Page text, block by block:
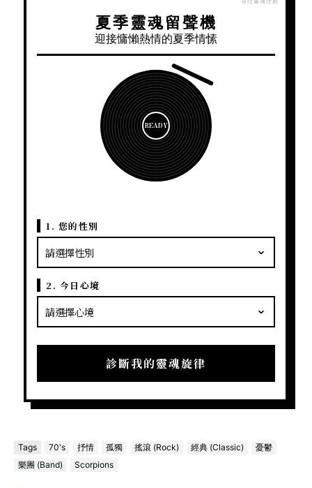
夏季靈魂留聲機
迎接慵懶熱情的夏季情愫
READY
1. 您的性別
2. 今日心境
診斷我的靈魂旋律
Tags 70's 抒情 孤獨 搖滾 (Rock) 經典 (Classic)
憂鬱
樂團 (Band)
Scorpions